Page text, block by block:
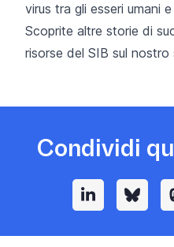
virus tra gli esseri umani
Scoprite altre storie di
risorse del SIB sul
Condividi